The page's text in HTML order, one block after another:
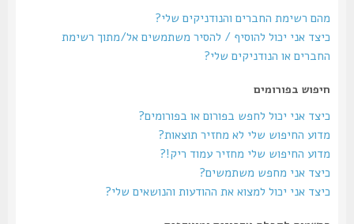
מהם רשימת החברים והנודניקים שלי?
כיצד אני יכול להוסיף / להסיר משתמשים אל/מתוך רשימת
החברים או הנודניקים שלי?
חיפוש בפורומים
כיצד אני יכול לחפש בפורום או בפורומים?
מדוע החיפוש שלי לא מחזיר תוצאות?
מדוע החיפוש שלי מחזיר עמוד ריק!?
כיצד אני מחפש משתמשים?
כיצד אני יכול למצוא את ההודעות והנושאים שלי?